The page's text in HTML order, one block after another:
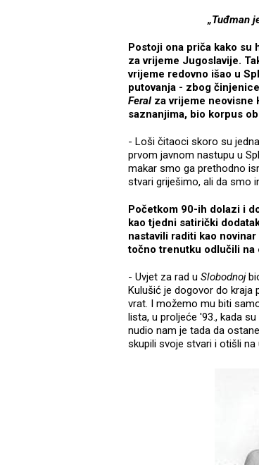
„Tuđman
Postoji ona priča kako
za vrijeme Jugoslavije.
vrijeme redovno išao u
putovanja - zbog
Feral za vrijeme neovisne
saznanjima, bio korpus
- Loši čitaoci skoro su
prvom javnom nastupu u
makar smo ga prethodno
stvari griješimo, ali da smo
Početkom 90-ih dolazi i
kao tjedni satirički
nastavili raditi kao
točno trenutku odlučili na
- Uvjet za rad u Slobodnoj
Kulušić je dogovor do kraja
vrat. I možemo mu biti
lista, u proljeće '93., kada
nudio nam je tada da
skupili svoje stvari i otišli na